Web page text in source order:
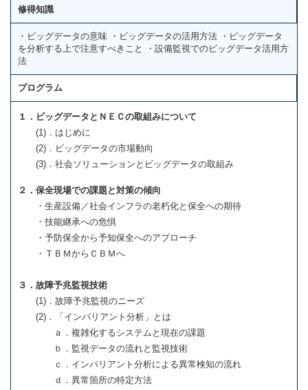
修得知識
・ビッグデータの意味 ・ビッグデータの活用方法 ・ビッグデータ
を分析する上で注意すべきこと ・設備監視でのビッグデータ活用方
法
プログラム
１．ビッグデータとＮＥＣの取組みについて
(1)．はじめに
(2)．ビッグデータの市場動向
(3)．社会ソリューションとビッグデータの取組み
２．保全現場での課題と対策の傾向
・生産設備／社会インフラの老朽化と保全への期待
・技能継承への危惧
・予防保全から予知保全へのアプローチ
・ＴＢＭからＣＢＭへ
３．故障予兆監視技術
(1)．故障予兆監視のニーズ
(2)．「インバリアント分析」とは
ａ．複雑化するシステムと現在の課題
ｂ．監視データの流れと監視技術
ｃ．インバリアント分析による異常検知の流れ
ｄ．異常箇所の特定方法